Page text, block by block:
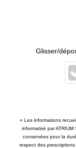
Glisser/
« Les informations
informatisé par
conservées pour la
respect des